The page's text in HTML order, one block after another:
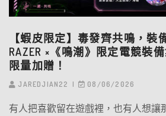
【蝦皮限定】毒發齊共鳴，裝
RAZER ×《鳴潮》限定電競裝
限量加贈！
JAREDJIAN22 08/06/2026
有人把喜歡留在遊戲裡，也有人想讓